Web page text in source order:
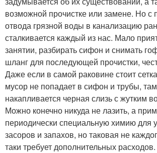
возможной прочистке или замене. Но с
отвода грязной воды в канализацию
сталкивается каждый из нас. Мало
занятии, разбирать сифон и снимать
шланг для последующей прочистки,
Даже если в самой раковине стоит
мусор не попадает в сифон и трубы,
накапливается черная слизь с жутким
Можно конечно никуда не лазить, а
периодически специальную химию для
засоров и запахов, но таковая не
таки требует дополнительных расходов.